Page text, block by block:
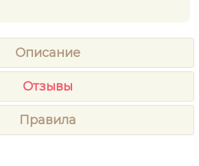
Описание
Отзывы
Правила